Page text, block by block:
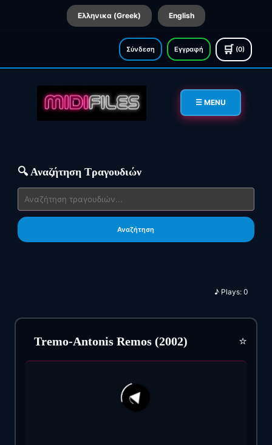
Ελληνικα (Greek) English
Σύνδεση Εγγραφή 🛒 (0)
☰ MENU
🔍 Αναζήτηση Τραγουδιών
Αναζήτηση
♪ Plays:0
Tremo-Antonis Remos (2002) ⭐